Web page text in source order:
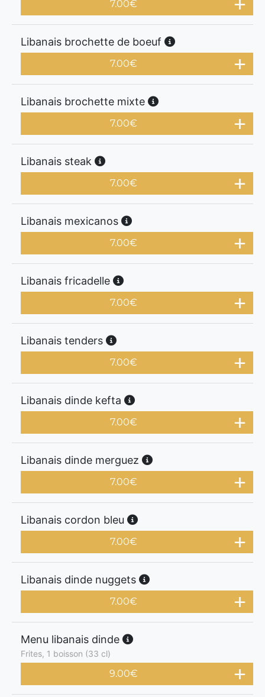
7.00€
Libanais brochette de boeuf
7.00€
Libanais brochette mixte
7.00€
Libanais steak
7.00€
Libanais mexicanos
7.00€
Libanais fricadelle
7.00€
Libanais tenders
7.00€
Libanais dinde kefta
7.00€
Libanais dinde merguez
7.00€
Libanais cordon bleu
7.00€
Libanais dinde nuggets
7.00€
Menu libanais dinde
Frites, 1 boisson (33 cl)
9.00€